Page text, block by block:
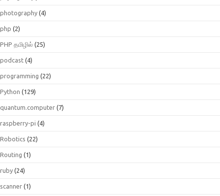
photography (4)
php (2)
PHP தமிழில் (25)
podcast (4)
programming (22)
Python (129)
quantum.computer (7)
raspberry-pi (4)
Robotics (22)
Routing (1)
ruby (24)
scanner (1)